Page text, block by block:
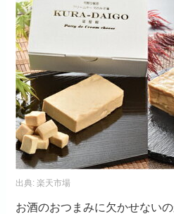
出典:楽天市場
お酒のおつまみに欠かせないの